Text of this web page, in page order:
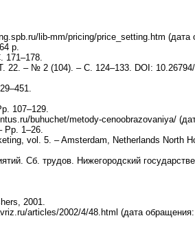
lib-mm/pricing/price_setting.htm
p.
171–178.
22. – № 2 (104). – С. 124–133. DOI:
107–129.
buhuchet/metody-cenoobrazovaniya/
Pp. 1–26.
vol. 5. – Amsterdam, Netherlands North
Сб. трудов. Нижегородский
2001.
articles/2002/4/48.html (дата